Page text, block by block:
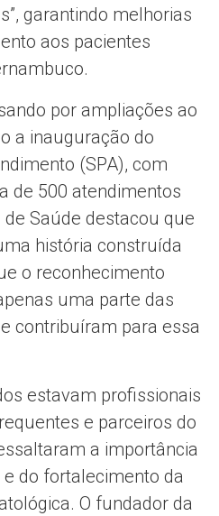
garantindo melhorias
aos pacientes
por ampliações ao
a inauguração do
(SPA), com
de 500 atendimentos
Saúde destacou que
história construída
o reconhecimento
uma parte das
contribuíram para essa
estavam profissionais
e parceiros do
a importância
do fortalecimento da
O fundador da